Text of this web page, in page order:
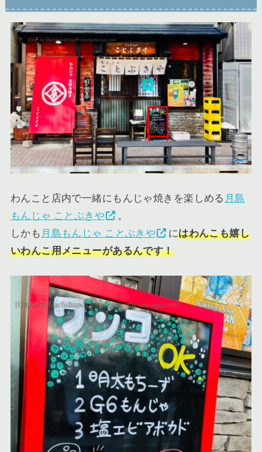
わんこと店内で一緒にもんじゃ焼きを楽しめる 月島
もんじゃ ことぶきや
。
しかも 月島もんじゃ ことぶきや にはわんこも嬉し
いわんこ用メニューがあるんです！